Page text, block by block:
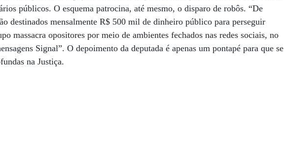
públicos. O esquema patrocina, até mesmo, o disparo de robôs. “De
destinados mensalmente R$ 500 mil de dinheiro público para perseguir
massacra opositores por meio de ambientes fechados nas redes sociais, no
Signal”. O depoimento da deputada é apenas um pontapé para que se
na Justiça.